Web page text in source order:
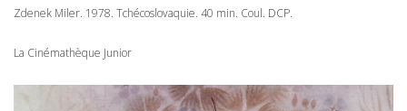
Zdenek Miler. 1978. Tchécoslovaquie. 40 min. Coul. DCP.
La Cinémathèque Junior